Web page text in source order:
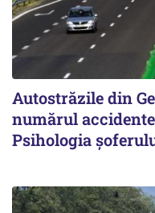
Autostrăzile din
numărul
Psihologia